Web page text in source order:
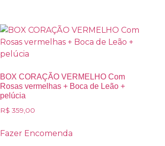
BOX CORAÇÃO VERMELHO Com
Rosas vermelhas + Boca de Leão +
pelúcia
R$ 359,00
Fazer Encomenda